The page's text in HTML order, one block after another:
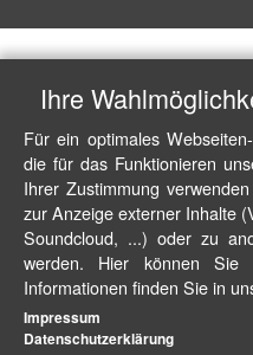
Ihre
Für ein optimales
die für das Funktionieren
Ihrer Zustimmung
zur Anzeige externer Inhalte
Soundcloud, ...) oder zu
werden. Hier können Sie
Informationen finden Sie in
Impressum
Datenschutzerklärung